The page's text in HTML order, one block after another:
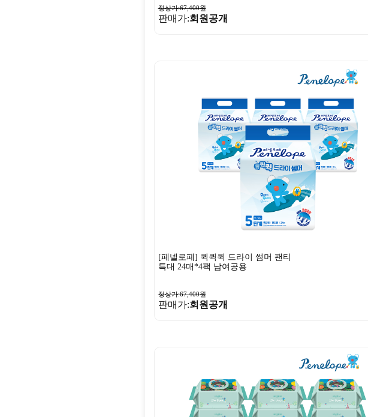
정상가:67,400원
판매가:회원공개
[페넬로페] 퀵퀵퀵 드라이 썸머 팬티
특대 24매*4팩 남여공용
정상가:67,400원
판매가:회원공개